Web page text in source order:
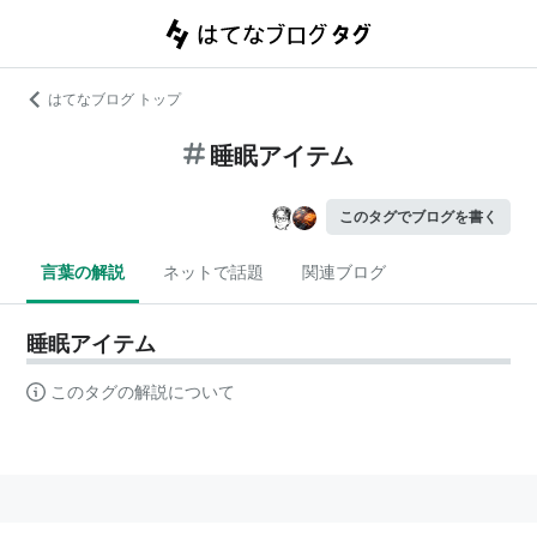
はてなブログ トップ
睡眠アイテム
このタグでブログを書く
言葉の解説 ネットで話題 関連ブログ
睡眠アイテム
このタグの解説について